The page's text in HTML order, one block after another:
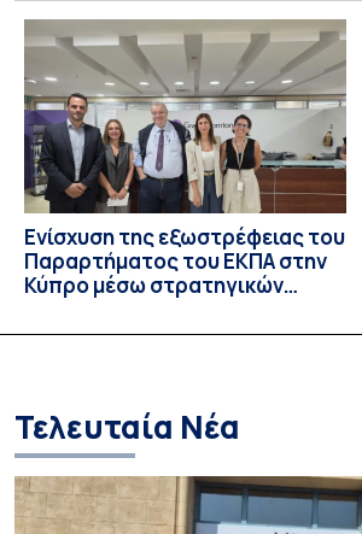
Ιουλίου στο Blagoevgrad της
συμμετείχαν 447 φοιτητές
πανεπιστήμια από 46 χώρες. Από την
επίσης το Εθνικό Μετσόβιο
Πανεπιστήμιο […]
Ενίσχυση της εξωστρέφειας του
Παραρτήματος του ΕΚΠΑ στην
Κύπρο μέσω στρατηγικών
Τελευταία Νέα